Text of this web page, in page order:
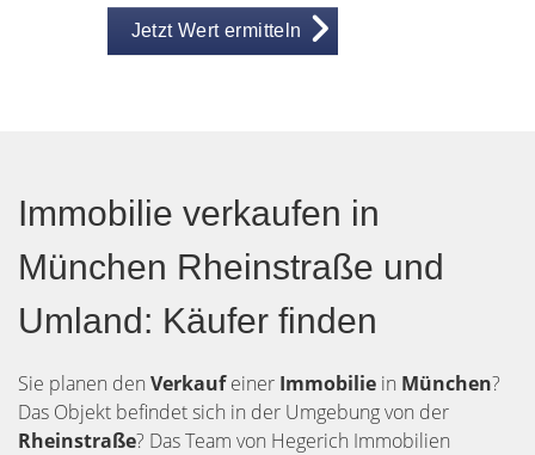
Jetzt Wert ermitteln
Immobilie verkaufen in
München Rheinstraße und
Umland: Käufer finden
Sie planen den Verkaufeiner Immobilie in München?
Das Objekt befindet sich in der Umgebung von der
Rheinstraße? Das Team von Hegerich Immobilien